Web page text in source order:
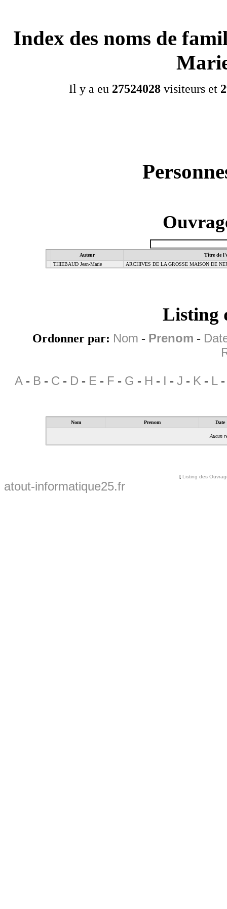
Index des noms de
Il y a eu 27524028visiteurs et
Auteur
Titre de
THIEBAUD Jean-Marie
ARCHIVES DE LA GROSSE MAISON DE
Listing
Ordonner par: Nom - Prenom -
A- B - C - D - E - F - G - H - I - J - K - L
Nom Prenom Date
Aucun
[ Listing des
atout-informatique25.fr